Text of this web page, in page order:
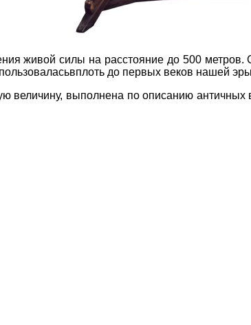
живой силы на расстояние до 500 метров.
до первых веков нашей
величину, выполнена по описанию